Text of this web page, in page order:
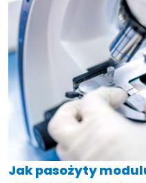
Jak pasożyty